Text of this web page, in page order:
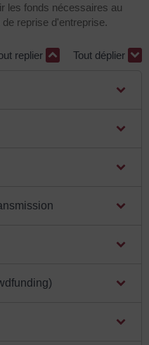
les fonds nécessaires au
reprise d'entreprise.
replier Tout déplier